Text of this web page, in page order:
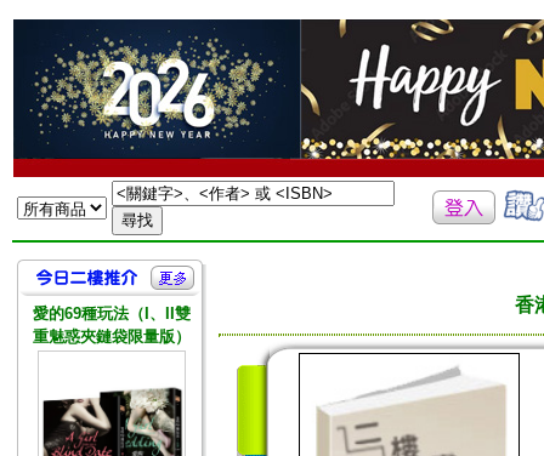
愛的69種玩法（I、II雙
重魅惑夾鏈袋限量版）
香